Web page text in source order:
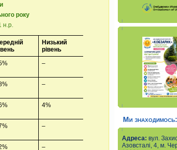
року
н.р.
Низький
рівень
–
–
4%
–
–
Ми знаходимось:
Адреса: вул.
Азовсталі, 4, м.